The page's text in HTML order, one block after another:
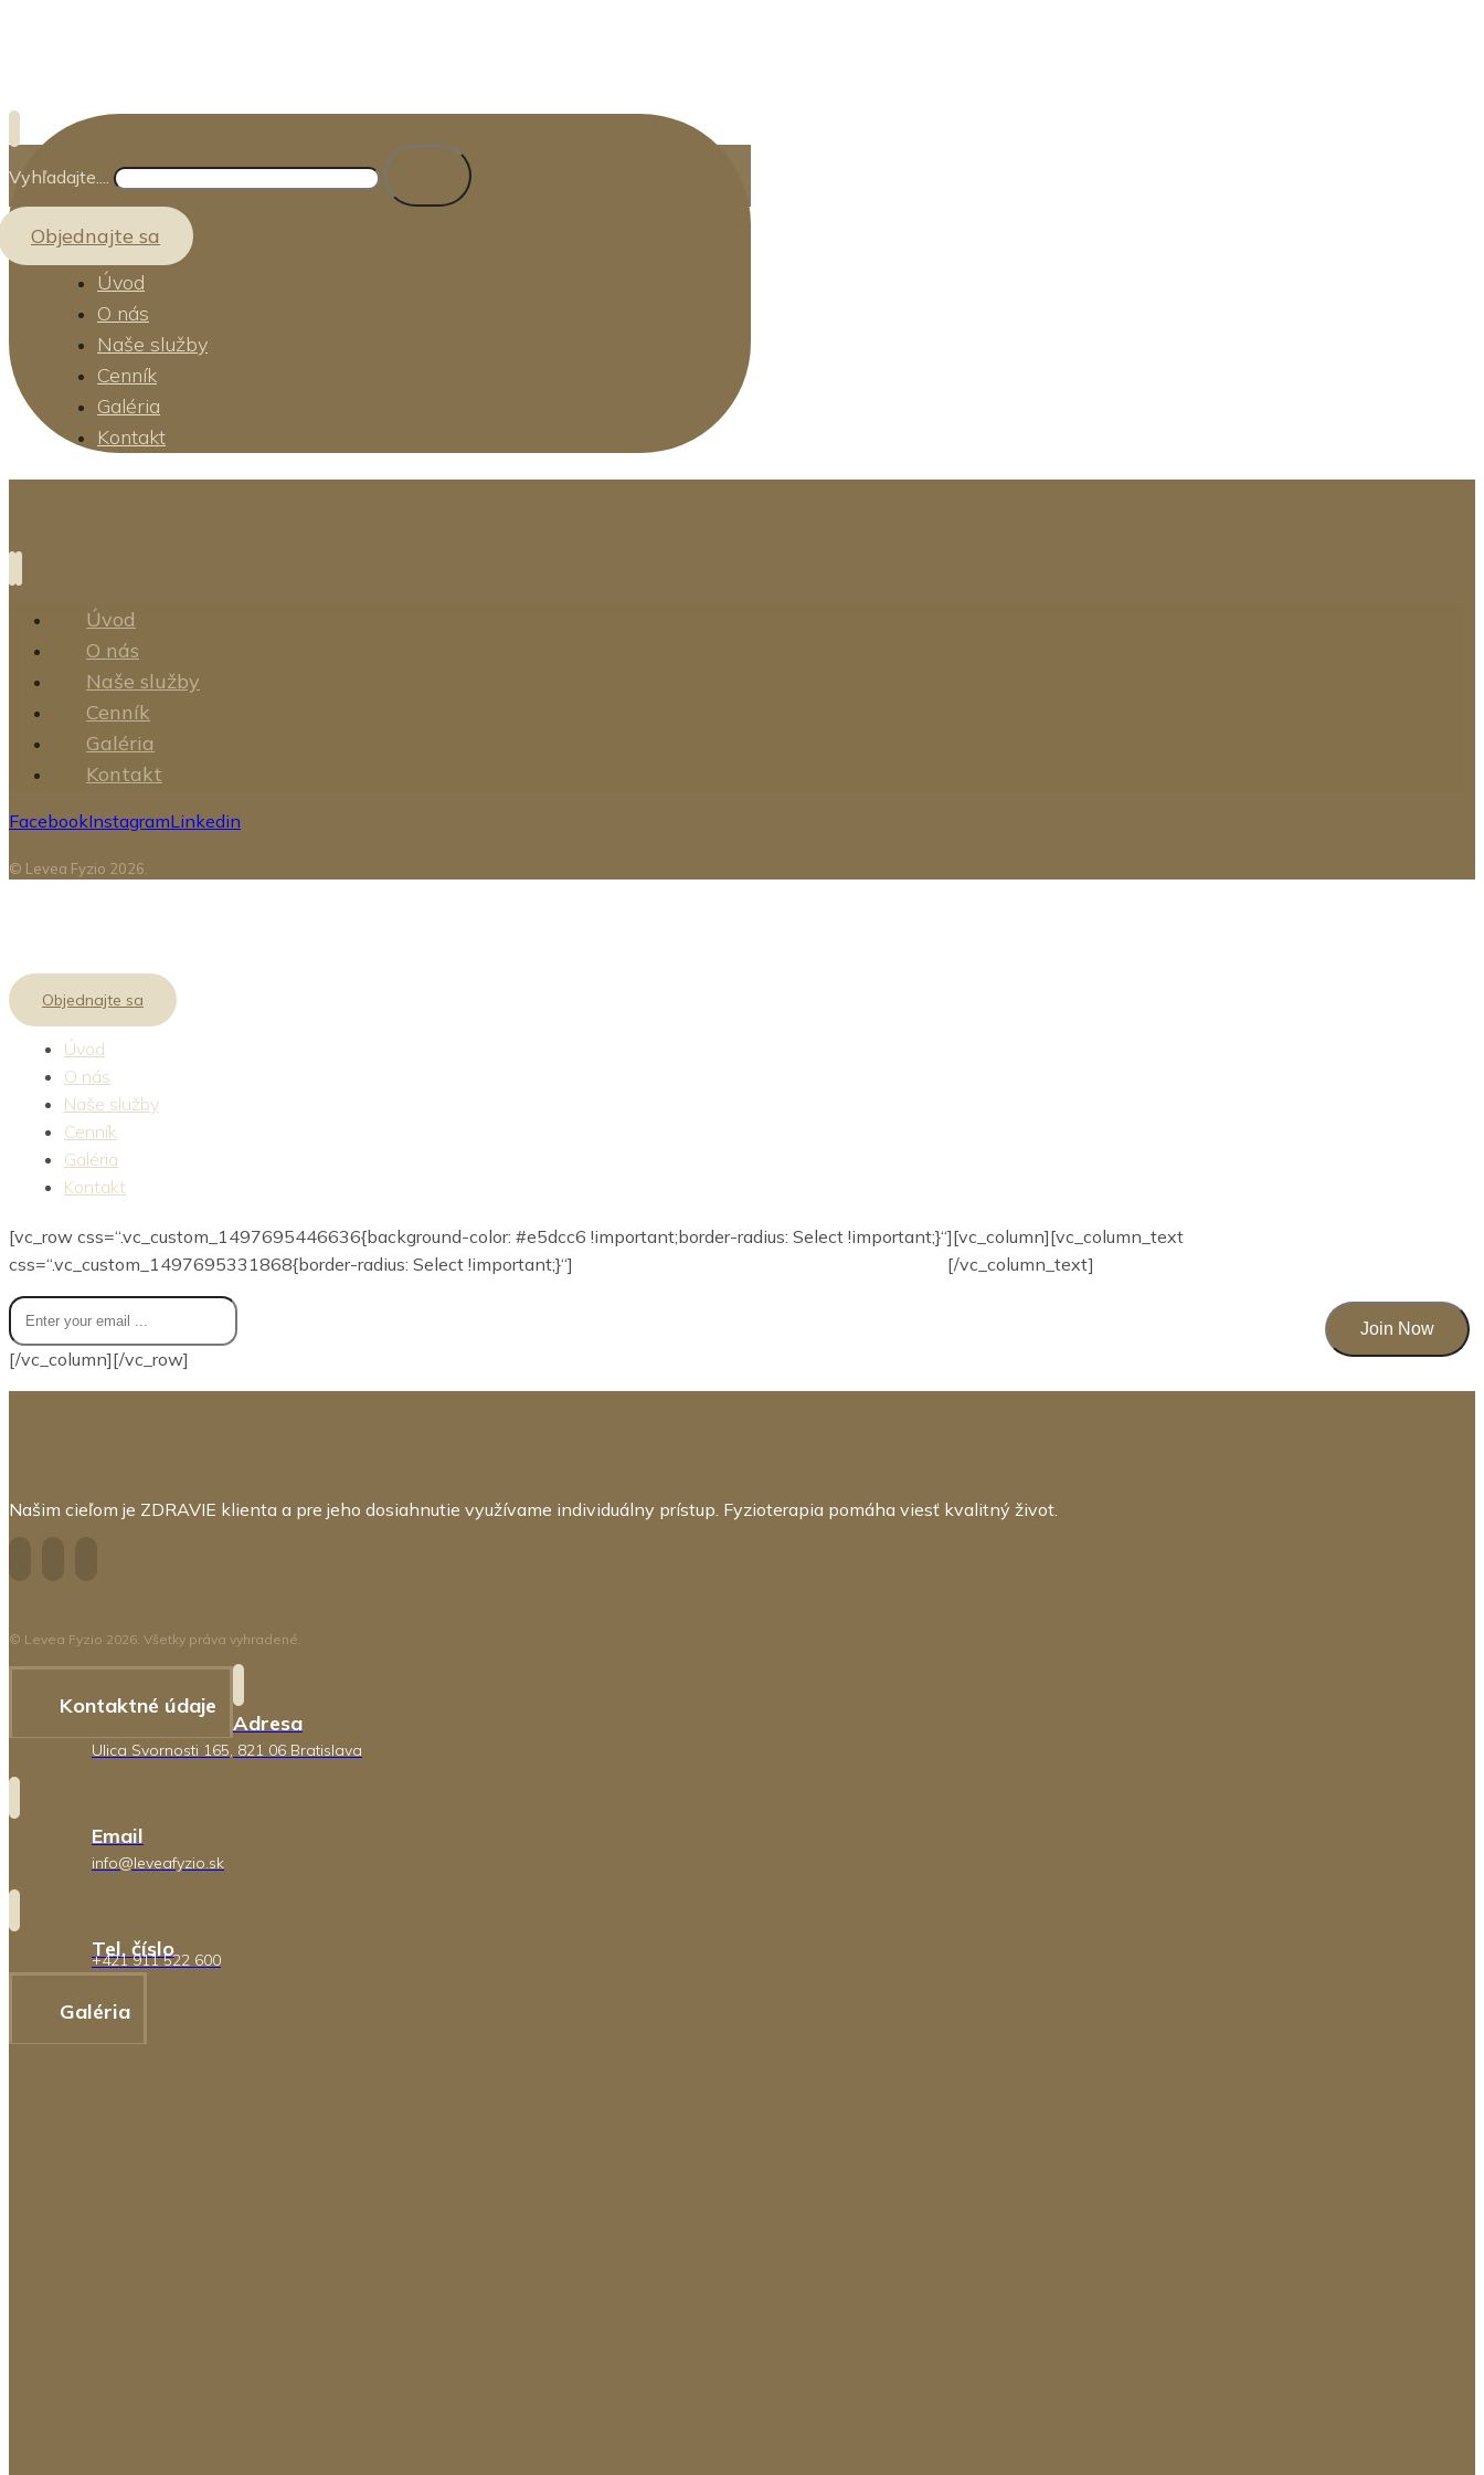
Vyhľadajte....
Objednajte sa
Úvod
O nás
Naše služby
Cenník
Galéria
Kontakt
Úvod
O nás
Naše služby
Cenník
Galéria
Kontakt
FacebookInstagramLinkedin
© Levea Fyzio 2026.
Objednajte sa
Úvod
O nás
Naše služby
Cenník
Galéria
Kontakt
[vc_row css=“.vc_custom_1497695446636{background-color: #e5dcc6 !important;border-radius: Select !important;}“][vc_column][vc_column_text
css=“.vc_custom_1497695331868{border-radius: Select !important;}“]
[/vc_column_text]
Join Now
[/vc_column][/vc_row]
Našim cieľom je ZDRAVIE klienta a pre jeho dosiahnutie využívame individuálny prístup. Fyzioterapia pomáha viesť kvalitný život.
© Levea Fyzio 2026. Všetky práva vyhradené.
Kontaktné údaje
Adresa
Ulica Svornosti 165, 821 06 Bratislava
Email
info@leveafyzio.sk
Tel. číslo
+421 911 522 600
Galéria